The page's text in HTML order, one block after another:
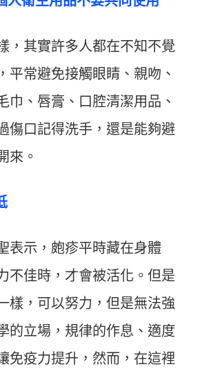
，其實許多人都在不知不覺
平常避免接觸眼睛、親吻、
巾、唇膏、口腔清潔用品、
傷口記得洗手，還是能夠避
來。
表示，皰疹平時藏在身體
不佳時，才會被活化。但是
樣，可以努力，但是無法強
的立場，規律的作息、適度
免疫力提升，然而，在這裡